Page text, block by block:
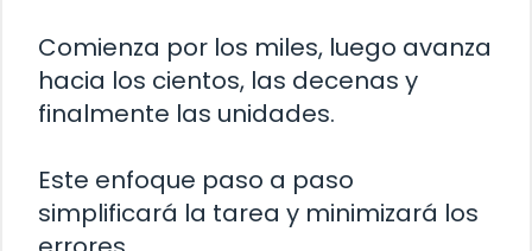
Comienza por los miles, luego avanza
hacia los cientos, las decenas y
finalmente las unidades.
Este enfoque paso a paso
simplificará la tarea y minimizará los